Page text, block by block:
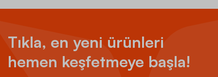
vermiyor. Ayakkabının renk ve tasarımları için özel stilistlerle
çalışıyor. Bu sayede ayakkabı serilerinin her biri şıklığıyla ve renk
seçenekleriyle kullanıcılarına stil kazandırıyor.
Tıkla, en yeni ürünleri
hemen keşfetmeye başla!